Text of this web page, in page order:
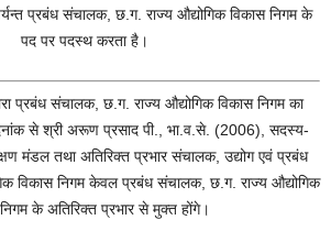
प्रबंध संचालक, छ.ग. राज्य औद्योगिक विकास निगम के
पद पर पदस्थ करता है।
प्रबंध संचालक, छ.ग. राज्य औद्योगिक विकास निगम का
से श्री अरूण प्रसाद पी., भा.व.से. (2006), सदस्य-
मंडल तथा अतिरिक्त प्रभार संचालक, उद्योग एवं प्रबंध
विकास निगम केवल प्रबंध संचालक, छ.ग. राज्य औद्योगिक
के अतिरिक्त प्रभार से मुक्त होंगे।